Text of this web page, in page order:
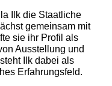
Ilk die Staatliche
gemeinsam mit
sie ihr Profil als
Ausstellung und
Ilk dabei als
Erfahrungsfeld.